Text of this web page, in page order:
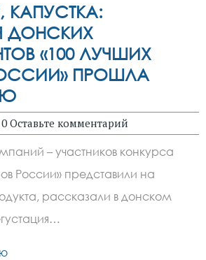
ДОНСКИХ
«100 ЛУЧШИХ
ПРОШЛА
0 Оставьте комментарий
– участников конкурса
России» представили на
рассказали в донском